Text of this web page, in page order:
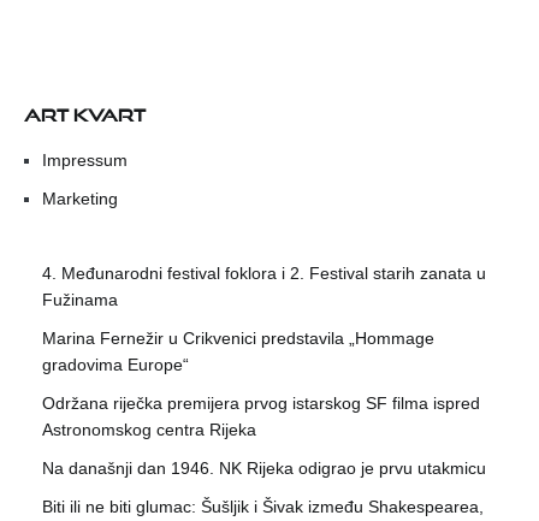
ART KVART
Impressum
Marketing
4. Međunarodni festival foklora i 2. Festival starih zanata u
Fužinama
Marina Fernežir u Crikvenici predstavila „Hommage
gradovima Europe“
Održana riječka premijera prvog istarskog SF filma ispred
Astronomskog centra Rijeka
Na današnji dan 1946. NK Rijeka odigrao je prvu utakmicu
Biti ili ne biti glumac: Šušljik i Šivak između Shakespearea,